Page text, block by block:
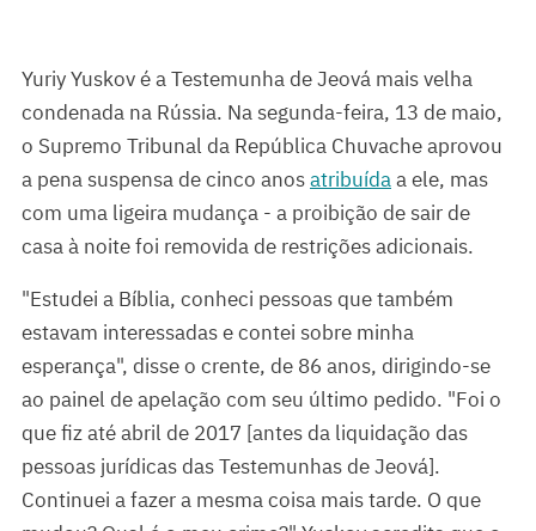
Yuriy Yuskov é a Testemunha de Jeová mais velha
condenada na Rússia. Na segunda-feira, 13 de maio,
o Supremo Tribunal da República Chuvache aprovou
a pena suspensa de cinco anosatribuídaa ele, mas
com uma ligeira mudança - a proibição de sair de
casa à noite foi removida de restrições adicionais.
"Estudei a Bíblia, conheci pessoas que também
estavam interessadas e contei sobre minha
esperança", disse o crente, de 86 anos, dirigindo-se
ao painel de apelação com seu último pedido. "Foi o
que fiz até abril de 2017 [antes da liquidação das
pessoas jurídicas das Testemunhas de Jeová].
Continuei a fazer a mesma coisa mais tarde. O que